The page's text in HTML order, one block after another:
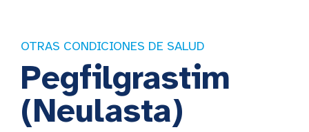
OTRAS CONDICIONES DE SALUD
Pegfilgrastim
(Neulasta)